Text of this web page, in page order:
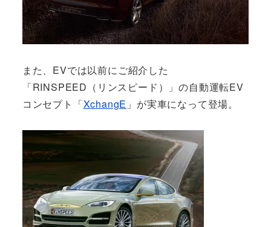
また、EVでは以前にご紹介した
「RINSPEED（リンスピード）」の自動運転EV
コンセプト「XchangE 」が実車になって登場。